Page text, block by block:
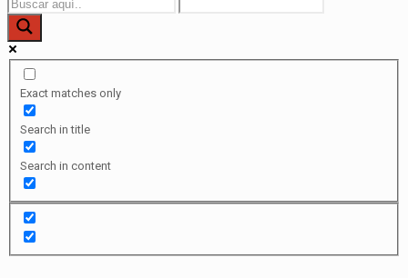
Exact matches only
Search in title
Search in content